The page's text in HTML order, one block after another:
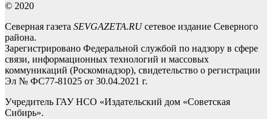
© 2020
Северная газета SEVGAZETA.RUсетевое издание Северного
района.
Зарегистрировано Федеральной службой по надзору в сфере
связи, информационных технологий и массовых
коммуникаций (Роскомнадзор), свидетельство о регистрации
Эл № ФС77-81025 от 30.04.2021 г.
Учредитель ГАУ НСО «Издательский дом «Советская
Сибирь».